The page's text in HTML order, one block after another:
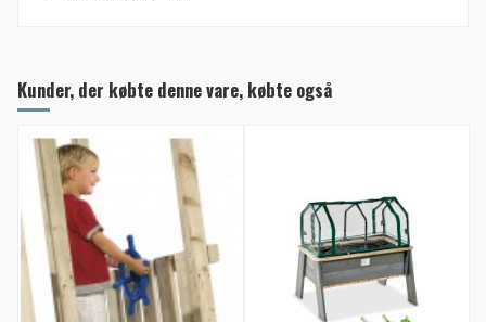
Kunder, der købte denne vare, købte også